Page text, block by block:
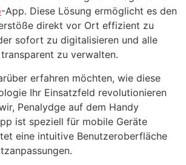
-App. Diese Lösung ermöglicht es den
direkt vor Ort effizient zu
sofort zu digitalisieren und alle
zu verwalten.
erfahren möchten, wie diese
Ihr Einsatzfeld revolutionieren
Penalydge auf dem Handy
ist speziell für mobile Geräte
eine intuitive Benutzeroberfläche